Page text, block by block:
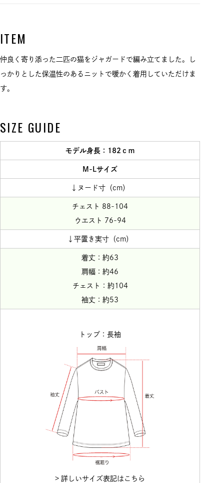
ITEM
仲良く寄り添った二匹の猫をジャガードで編み立てました。し
っかりとした保温性のあるニットで暖かく着用していただけま
す。
SIZE GUIDE
モデル身長：182ｃｍ
M-Lサイズ
↓ヌード寸（cm）
チェスト 88-104
ウエスト 76-94
↓平置き実寸（cm）
着丈：約63
肩幅：約46
チェスト：約104
袖丈：約53
トップ：長袖
> 詳しいサイズ表記はこちら